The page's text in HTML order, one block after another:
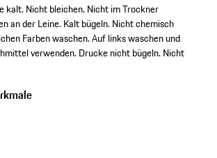
kalt. Nicht bleichen. Nicht im Trockner
an der Leine. Kalt bügeln. Nicht chemisch
Farben waschen. Auf links waschen und
verwenden. Drucke nicht bügeln. Nicht